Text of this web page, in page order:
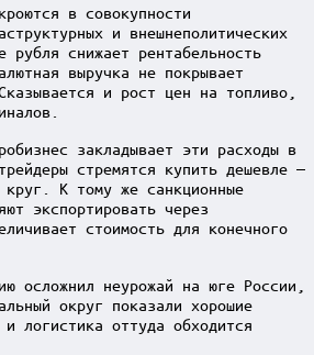
в совокупности
и внешнеполитических
рубля снижает рентабельность
выручка не покрывает
и рост цен на топливо,
закладывает эти расходы в
стремятся купить дешевле —
круг. К тому же санкционные
экспортировать через
стоимость для конечного
осложнил неурожай на юге России,
округ показали хорошие
логистика оттуда обходится